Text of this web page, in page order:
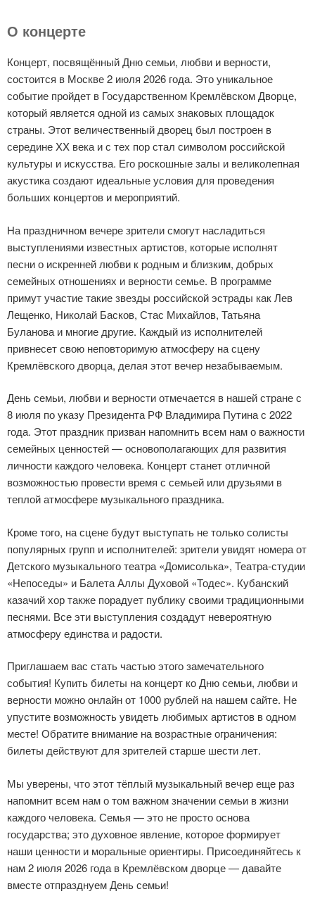
О концерте
Концерт, посвящённый Дню семьи, любви и верности,
состоится в Москве 2 июля 2026 года. Это уникальное
событие пройдет в Государственном Кремлёвском Дворце,
который является одной из самых знаковых площадок
страны. Этот величественный дворец был построен в
середине XX века и с тех пор стал символом российской
культуры и искусства. Его роскошные залы и великолепная
акустика создают идеальные условия для проведения
больших концертов и мероприятий.
На праздничном вечере зрители смогут насладиться
выступлениями известных артистов, которые исполнят
песни о искренней любви к родным и близким, добрых
семейных отношениях и верности семье. В программе
примут участие такие звезды российской эстрады как Лев
Лещенко, Николай Басков, Стас Михайлов, Татьяна
Буланова и многие другие. Каждый из исполнителей
привнесет свою неповторимую атмосферу на сцену
Кремлёвского дворца, делая этот вечер незабываемым.
День семьи, любви и верности отмечается в нашей стране с
8 июля по указу Президента РФ Владимира Путина с 2022
года. Этот праздник призван напомнить всем нам о важности
семейных ценностей — основополагающих для развития
личности каждого человека. Концерт станет отличной
возможностью провести время с семьей или друзьями в
теплой атмосфере музыкального праздника.
Кроме того, на сцене будут выступать не только солисты
популярных групп и исполнителей: зрители увидят номера от
Детского музыкального театра «Домисолька», Театра-студии
«Непоседы» и Балета Аллы Духовой «Тодес». Кубанский
казачий хор также порадует публику своими традиционными
песнями. Все эти выступления создадут невероятную
атмосферу единства и радости.
Приглашаем вас стать частью этого замечательного
события! Купить билеты на концерт ко Дню семьи, любви и
верности можно онлайн от 1000 рублей на нашем сайте. Не
упустите возможность увидеть любимых артистов в одном
месте! Обратите внимание на возрастные ограничения:
билеты действуют для зрителей старше шести лет.
Мы уверены, что этот тёплый музыкальный вечер еще раз
напомнит всем нам о том важном значении семьи в жизни
каждого человека. Семья — это не просто основа
государства; это духовное явление, которое формирует
наши ценности и моральные ориентиры. Присоединяйтесь к
нам 2 июля 2026 года в Кремлёвском дворце — давайте
вместе отпразднуем День семьи!